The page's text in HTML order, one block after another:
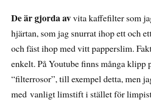
De är gjorda avvita kaffefilter som
hjärtan, som jag snurrat ihop ett och
och fäst ihop med vitt papperslim.
enkelt. På Youtube finns många klipp
“filterrosor”, till exempel detta, men
med vanligt limstift i stället för